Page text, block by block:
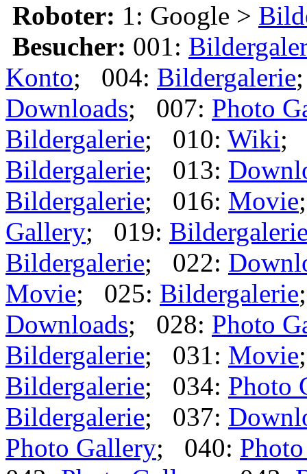
Roboter: 1: Google >
Besucher: 001:
Konto; 004: Bildergalerie
Downloads; 007: Photo
Bildergalerie; 010: Wiki;
Bildergalerie; 013:
Bildergalerie; 016: Movie
Gallery; 019:
Bildergalerie; 022:
Movie; 025: Bildergalerie
Downloads; 028: Photo
Bildergalerie; 031: Movie
Bildergalerie; 034: Photo
Bildergalerie; 037:
Photo Gallery; 040: